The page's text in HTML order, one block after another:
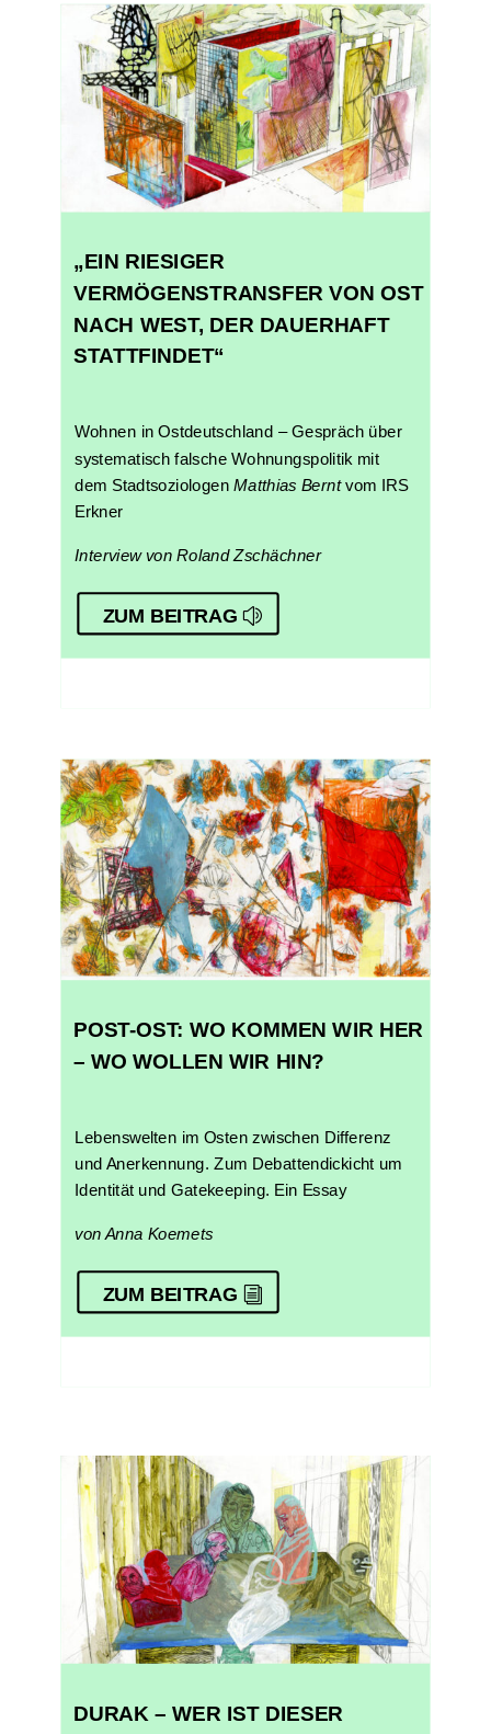
„EIN RIESIGER
VERMÖGENSTRANSFER VON OST
NACH WEST, DER DAUERHAFT
STATTFINDET“
Wohnen in Ostdeutschland – Gespräch über
systematisch falsche Wohnungspolitik mit
dem StadtsoziologenMatthias Berntvom IRS
Erkner
Interview von Roland Zschächner
ZUM BEITRAG
POST-OST: WO KOMMEN WIR HER
– WO WOLLEN WIR HIN?
Lebenswelten im Osten zwischen Differenz
und Anerkennung. Zum Debattendickicht um
Identität und Gatekeeping. Ein Essay
von Anna Koemets
ZUM BEITRAG
DURAK – WER IST DIESER